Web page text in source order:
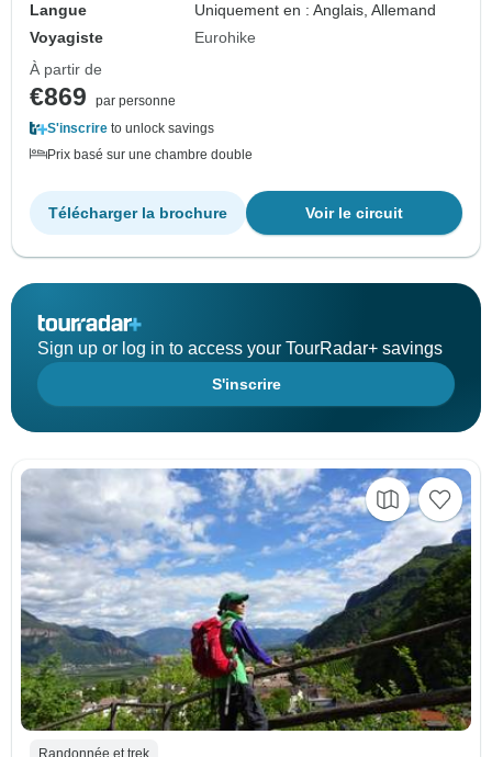
Langue
Uniquement en : Anglais, Allemand
Voyagiste
Eurohike
À partir de
€869
par personne
S'inscrire to unlock savings
Prix basé sur une chambre double
Voir le circuit
Télécharger la brochure
Sign up or log in to access your TourRadar+ savings
S'inscrire